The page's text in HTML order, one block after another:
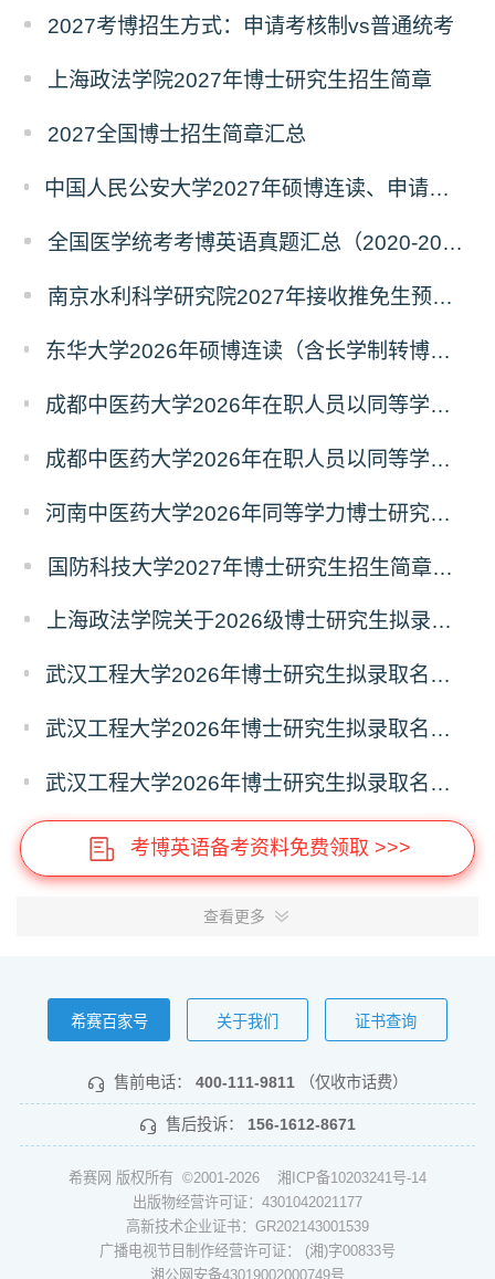
2027考博招生方式：申请考核制vs普通统考
上海政法学院2027年博士研究生招生简章
2027全国博士招生简章汇总
中国人民公安大学2027年硕博连读、申请考核、本科直博博士研究生招生报名事宜的通知
全国医学统考考博英语真题汇总（2020-2026年）
南京水利科学研究院2027年接收推免生预报名公告
东华大学2026年硕博连读（含长学制转博）博士研究生拟录取名单公示
成都中医药大学2026年在职人员以同等学力申请中西医结合博士学术学位招生章程
成都中医药大学2026年在职人员以同等学力申请中医博士专业学位招生章程
河南中医药大学2026年同等学力博士研究生招生拟进入复试人员名单公示
国防科技大学2027年博士研究生招生简章（预发版）
上海政法学院关于2026级博士研究生拟录取后续相关事宜的通知
武汉工程大学2026年博士研究生拟录取名单公示（普通招考）（第四批）
武汉工程大学2026年博士研究生拟录取名单公示（普通招考）（第五批）
武汉工程大学2026年博士研究生拟录取名单公示（普通招考）（第六批）
考博英语备考资料免费领取 >>>
查看更多
希赛百家号 关于我们 证书查询
售前电话： 400-111-9811 （仅收市话费）
售后投诉： 156-1612-8671
希赛网 版权所有 ©2001-2026 湘ICP备10203241号-14
出版物经营许可证：4301042021177
高新技术企业证书：GR202143001539
广播电视节目制作经营许可证： (湘)字00833号
湘公网安备43019002000749号